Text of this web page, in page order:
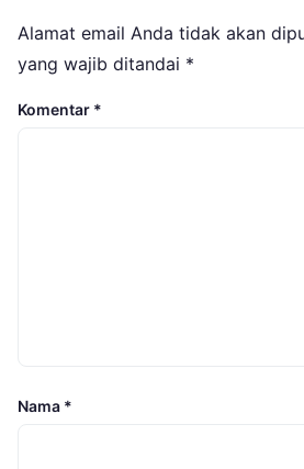
Alamat email Anda tidak akan
yang wajib ditandai *
Komentar *
Nama *